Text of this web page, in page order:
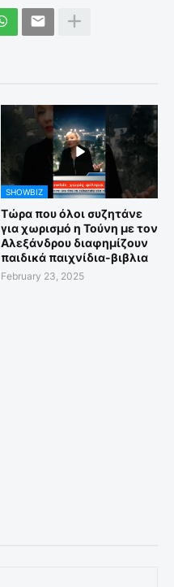
SHOWBIZ
Τώρα που όλοι συζητάνε
για χωρισμό η Τούνη με τον
Αλεξάνδρου διαφημίζουν
παιδικά παιχνίδια-βιβλια
February 23, 2025